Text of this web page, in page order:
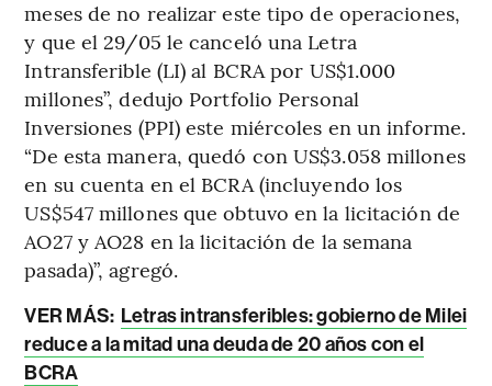
meses de no realizar este tipo de operaciones,
y que el 29/05 le canceló una Letra
Intransferible (LI) al BCRA por US$1.000
millones”, dedujo Portfolio Personal
Inversiones (PPI) este miércoles en un informe.
“De esta manera, quedó con US$3.058 millones
en su cuenta en el BCRA (incluyendo los
US$547 millones que obtuvo en la licitación de
AO27 y AO28 en la licitación de la semana
pasada)”, agregó.
VER MÁS: Letras intransferibles: gobierno de Milei
reduce a la mitad una deuda de 20 años con el
BCRA